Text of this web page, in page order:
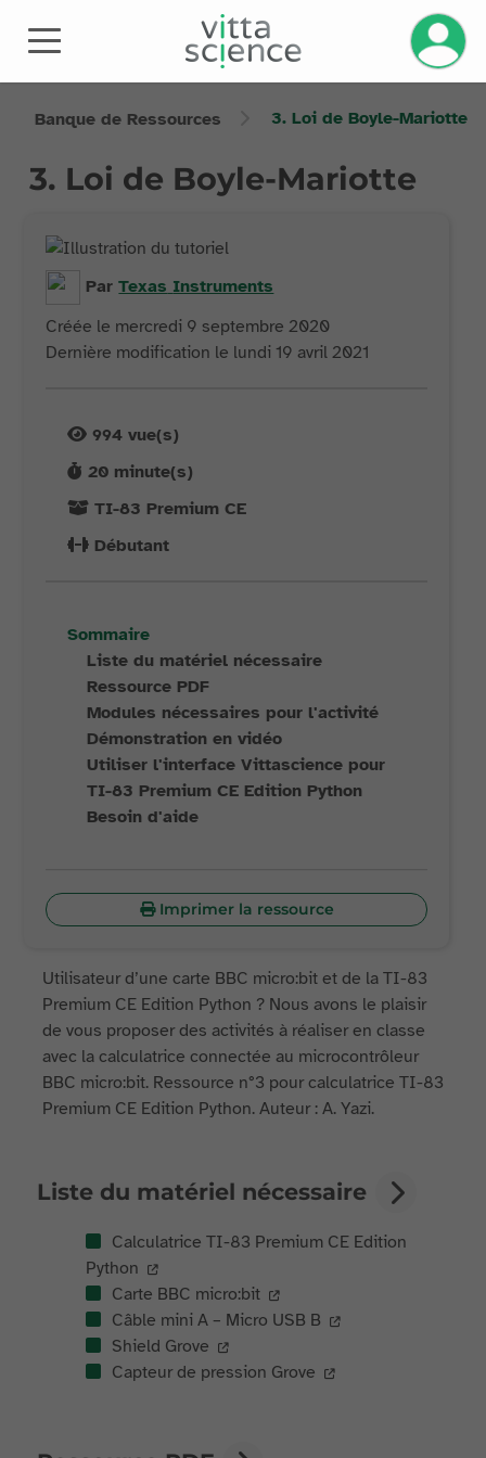
Banque de Ressources 3. Loi de Boyle-Mariotte
3. Loi de Boyle-Mariotte
ParTexas Instruments
Créée le mercredi 9 septembre 2020
Dernière modification le lundi 19 avril 2021
994 vue(s)
20 minute(s)
TI-83 Premium CE
Débutant
Sommaire
Liste du matériel nécessaire
Ressource PDF
Modules nécessaires pour l'activité
Démonstration en vidéo
Utiliser l'interface Vittascience pour
TI-83 Premium CE Edition Python
Besoin d'aide
Imprimer la ressource
Utilisateur d’une carte BBC micro:bit et de la TI-83
Premium CE Edition Python ? Nous avons le plaisir
de vous proposer des activités à réaliser en classe
avec la calculatrice connectée au microcontrôleur
BBC micro:bit. Ressource n°3 pour calculatrice TI-83
Premium CE Edition Python. Auteur : A. Yazi.
Liste du matériel nécessaire
Calculatrice TI-83 Premium CE Edition
Python
Carte BBC micro:bit
Câble mini A – Micro USB B
Shield Grove
Capteur de pression Grove